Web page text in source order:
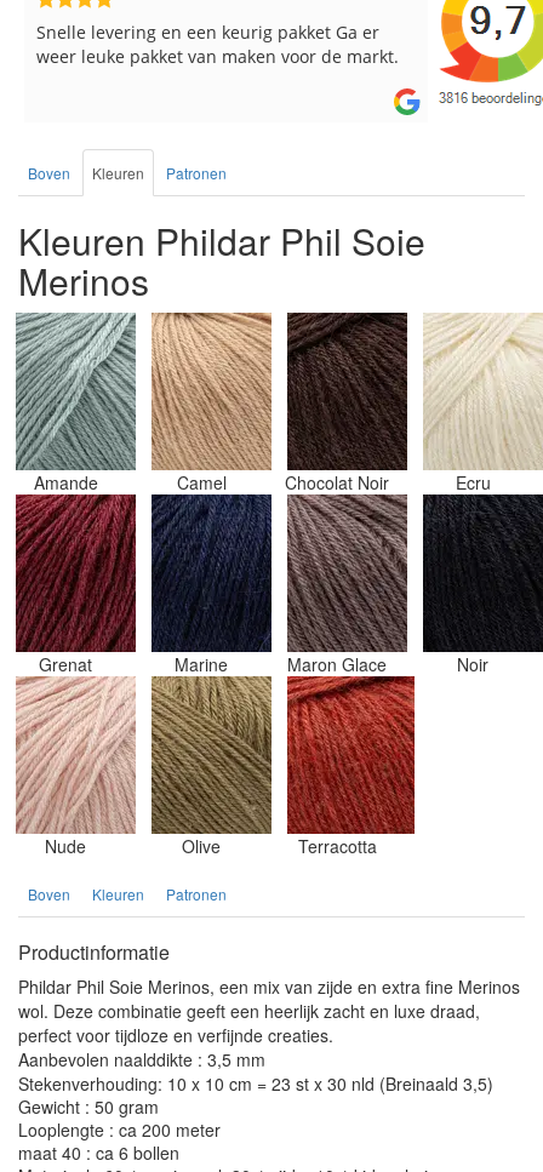
Snelle levering en een keurig pakket Ga er
weer leuke pakket van maken voor de markt.
Reeds
de service.
Boven Kleuren Patronen
Kleuren Phildar Phil Soie
Merinos
Amande Camel Chocolat Noir Ecru
Grenat Marine Maron Glace Noir
Nude Olive Terracotta
Boven Kleuren Patronen
Productinformatie
Phildar Phil Soie Merinos, een mix van zijde en extra fine Merinos
wol. Deze combinatie geeft een heerlijk zacht en luxe draad,
perfect voor tijdloze en verfijnde creaties.
Aanbevolen naalddikte : 3,5 mm
Stekenverhouding: 10 x 10 cm = 23 st x 30 nld (Breinaald 3,5)
Gewicht : 50 gram
Looplengte : ca 200 meter
maat 40 : ca 6 bollen